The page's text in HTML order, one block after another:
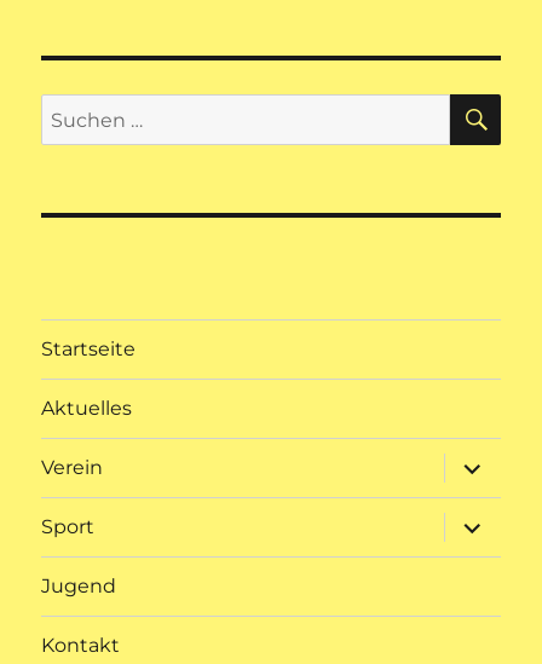
Suche
nach:
Startseite
Aktuelles
Verein
öffnen
Sport
öffnen
Jugend
Kontakt